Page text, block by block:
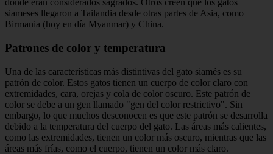
donde eran considerados sagrados. Otros creen que los gatos
siameses llegaron a Tailandia desde otras partes de Asia, como
Birmania (hoy en día Myanmar) y China.
Patrones de color y temperatura
Una de las características más distintivas del gato siamés es su
patrón de color. Estos gatos tienen un cuerpo de color claro con
extremidades, cara, orejas y cola de color oscuro. Este patrón de
color se debe a un gen llamado "gen del color restrictivo". Sin
embargo, lo que muchos desconocen es que este patrón se desarrolla
debido a la temperatura del cuerpo del gato. Las áreas más calientes,
como las extremidades, tienen un color más oscuro, mientras que las
áreas más frías, como el cuerpo, tienen un color más claro.